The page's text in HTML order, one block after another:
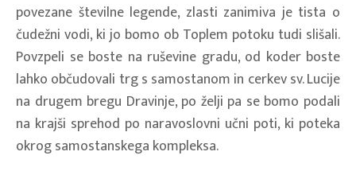
povezane številne legende, zlasti zanimiva je tista o
čudežni vodi, ki jo bomo ob Toplem potoku tudi slišali.
Povzpeli se boste na ruševine gradu, od koder boste
lahko občudovali trg s samostanom in cerkev sv. Lucije
na drugem bregu Dravinje, po želji pa se bomo podali
na krajši sprehod po naravoslovni učni poti, ki poteka
okrog samostanskega kompleksa.